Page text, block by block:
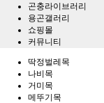
곤충라이브러리
용곤갤러리
쇼핑몰
커뮤니티
딱정벌레목
나비목
거미목
메뚜기목